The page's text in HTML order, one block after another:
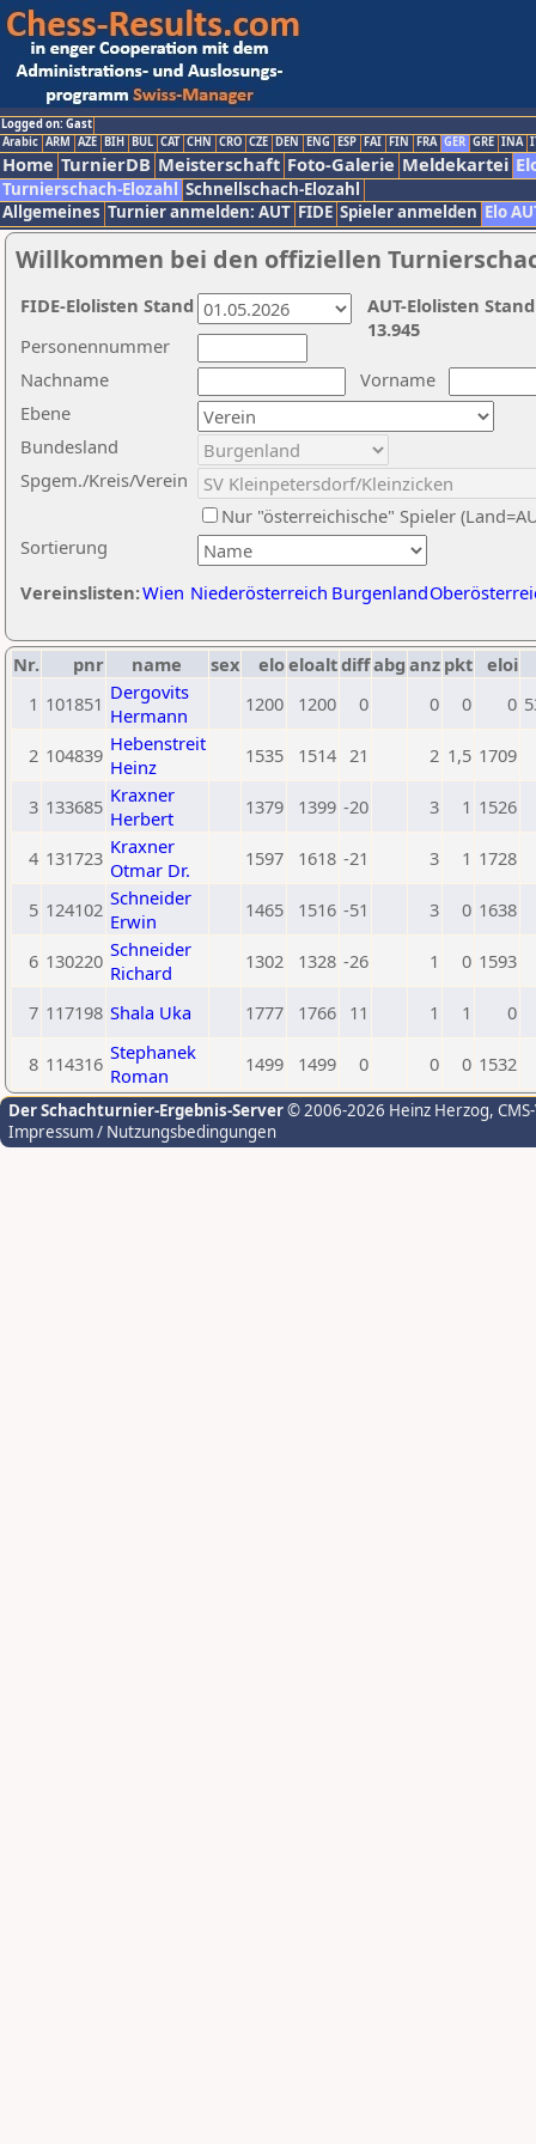
Logged on: Gast
Arabic ARM AZE BIH BUL CAT CHN CRO CZE DEN ENG ESP FAI FIN FRA GER GRE INA
Home TurnierDB Meisterschaft Foto-Galerie Meldekartei
Turnierschach-Elozahl Schnellschach-Elozahl
Allgemeines Turnier anmelden: AUT FIDE Spieler anmelden Elo
Willkommen bei den offiziellen
Nachname
Vorname
Ebene
Sortierung
Personennummer
Bundesland
Spgem./Kreis/Verein
Nur "österreichische" Spieler
Vereinslisten:Wien Niederösterreich Burgenland
AUT-Elolisten
13.945
FIDE-Elolisten Stand
Nr. pnr name sex eloeloaltdiffabg anz pkt eloi
1 101851 Dergovits
Hermann
1200 1200 0 0 0 0
2 104839 Hebenstreit
Heinz
1535 1514 21 2 1,5 1709
3 133685 Kraxner
Herbert
1379 1399 -20 3 1 1526
4 131723 Kraxner
Otmar Dr.
1597 1618 -21 3 1 1728
5 124102 Schneider
Erwin
1465 1516 -51 3 0 1638
6 130220 Schneider
Richard
1302 1328 -26 1 0 1593
7 117198 Shala Uka 1777 1766 11 1 1 0
8 114316 Stephanek
Roman
1499 1499 0 0 0 1532
Der Schachturnier-Ergebnis-Server© 2006-2026 Heinz Herzog,
Impressum / Nutzungsbedingungen